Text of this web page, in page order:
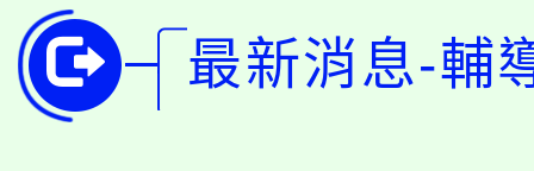
局官網。
8月14至27日，桃園電
開!
115年桃園市運動會8/
最新消息-輔